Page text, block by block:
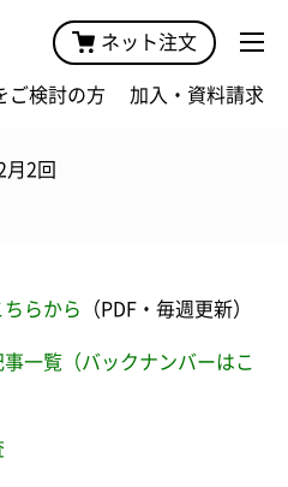
ネット注文
ご検討の方 加入・資料請求
2回
らから （PDF・毎週更新）
一覧（バックナンバーはこ